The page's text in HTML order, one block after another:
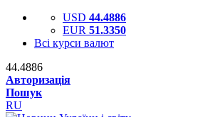
USD 44.4886
EUR 51.3350
Всі курси валют
44.4886
Авторизація
Пошук
RU